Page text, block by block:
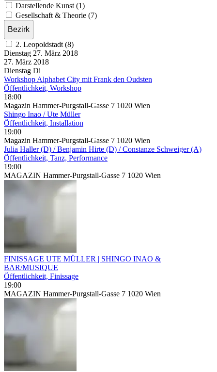
Darstellende Kunst (1)
Gesellschaft & Theorie (7)
Bezirk
2. Leopoldstadt (8)
Dienstag 27. März 2018
27. März 2018
Dienstag Di
Workshop Alphabet City mit Frank den Oudsten
Öffentlichkeit, Workshop
18:00
Magazin Hammer-Purgstall-Gasse 7 1020 Wien
Shingo Inao / Ute Müller
Öffentlichkeit, Installation
19:00
Magazin Hammer-Purgstall-Gasse 7 1020 Wien
Julia Haller (D) / Benjamin Hirte (D) / Constanze Schweiger (A)
Öffentlichkeit, Tanz, Performance
19:00
MAGAZIN Hammer-Purgstall-Gasse 7 1020 Wien
FINISSAGE UTE MÜLLER | SHINGO INAO &
BAR/MUSIQUE
Öffentlichkeit, Finissage
19:00
MAGAZIN Hammer-Purgstall-Gasse 7 1020 Wien